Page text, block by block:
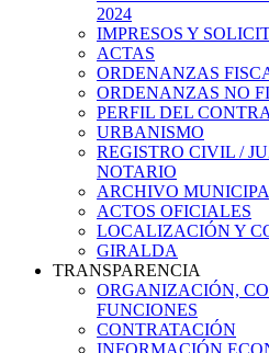
2024
IMPRESOS Y
ACTAS
ORDENANZAS
ORDENANZAS NO
PERFIL DEL
URBANISMO
REGISTRO CIVIL /
NOTARIO
ARCHIVO
ACTOS OFICIALES
LOCALIZACIÓN Y
GIRALDA
TRANSPARENCIA
ORGANIZACIÓN,
FUNCIONES
CONTRATACIÓN
INFORMACIÓN